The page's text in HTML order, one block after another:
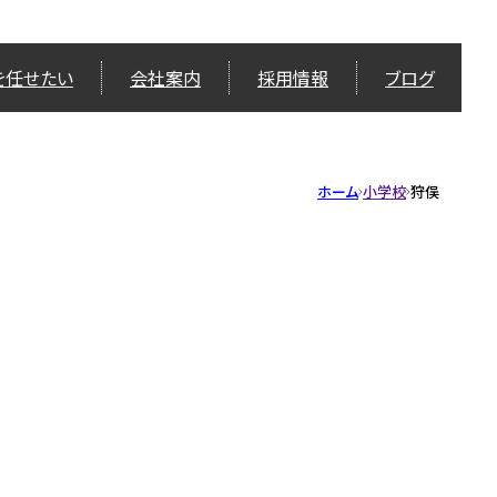
せたい 会社案内 採用情報 ブログ
ホーム 小学校 狩俣